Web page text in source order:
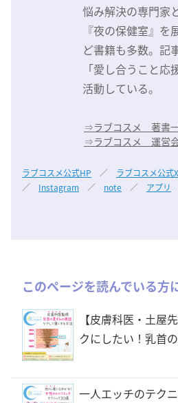
悩み解決の専門家
『夜の保健室』
ど書籍も多数。記
「愛し合うこと応
活動している。
⇒ラブコスメ 著書
⇒ラブコスメ 運営
ラブコスメ公式HP ／ ラブコスメ公式X
／ Instagram ／ note ／ アプリ
このページを読んでいる方
【皮膚科医・土屋
クにしたい！乳首
一人エッチのテク